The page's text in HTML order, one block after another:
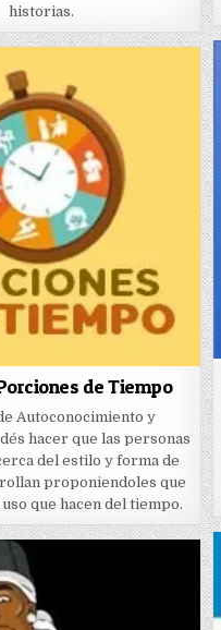
historias.
de Tiempo
Autoconocimiento y
hacer que las personas
del estilo y forma de
proponiendoles que
que hacen del tiempo.